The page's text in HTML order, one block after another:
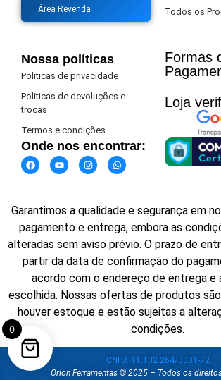
Área Revenda
Todos os
Nossa políticas
Politicas de privacidade
Politicas de devoluções e
trocas
Termos e condições
Onde nos encontrar:
Formas
Loja
Garantimos a qualidade e segurança em
pagamento e entrega, embora as
alteradas sem aviso prévio. O prazo de
partir da data de confirmação do
acordo com o endereço de entrega e
escolhida. Nossas ofertas de produtos
houver estoque e estão sujeitas a
condições.
CNPJ: 11.102.264/0001-72
Orion Ferramentas © 2025 – Todos os
0